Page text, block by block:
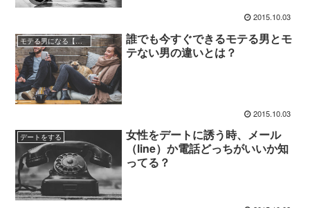
2015.10.03
モテる男になる【自分磨き】
誰でも今すぐできるモテる男とモ
テない男の違いとは？
2015.10.03
デートをする
女性をデートに誘う時、メール
（line）か電話どっちがいいか知
ってる？